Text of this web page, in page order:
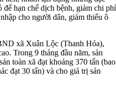
hạn chế dịch bệnh, giảm chi phí
cho người dân, giảm thiểu ô
xã Xuân Lộc (Thanh Hóa),
Trong 9 tháng đầu năm, sản
toàn xã đạt khoảng 370 tấn (bao
đạt 30 tấn) và cho giá trị sản